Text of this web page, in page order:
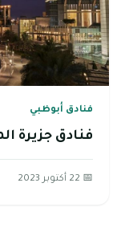
فنادق أبوظبي
فنادق جزيرة
📅 22 أكتوبر 2023